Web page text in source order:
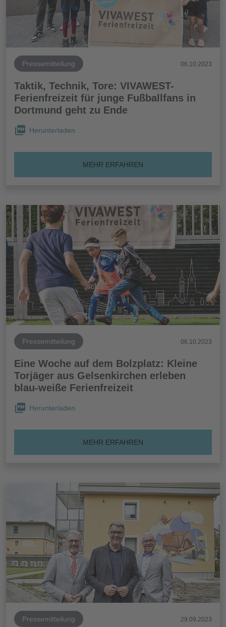
Pressemitteilung 06.10.2023
Taktik, Technik, Tore: VIVAWEST-
Ferienfreizeit für junge Fußballfans in
Dortmund geht zu Ende
Herunterladen
MEHR ERFAHREN
Pressemitteilung 06.10.2023
Eine Woche auf dem Bolzplatz: Kleine
Torjäger aus Gelsenkirchen erleben
blau-weiße Ferienfreizeit
Herunterladen
MEHR ERFAHREN
Pressemitteilung 29.09.2023